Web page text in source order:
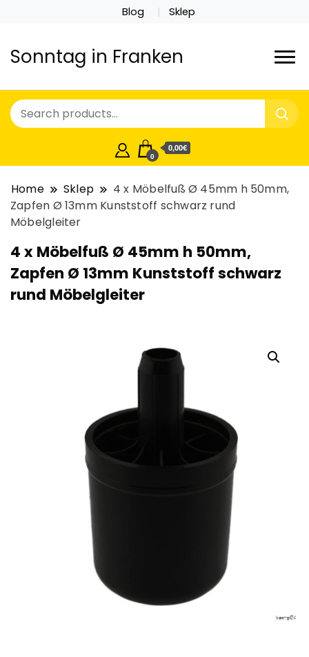
Blog Sklep
Sonntag in Franken
0
0,00€
Home Sklep
4 x Möbelfuß Ø 45mm h 50mm,
Zapfen Ø 13mm Kunststoff schwarz rund
Möbelgleiter
4 x Möbelfuß Ø 45mm h 50mm,
Zapfen Ø 13mm Kunststoff schwarz
rund Möbelgleiter